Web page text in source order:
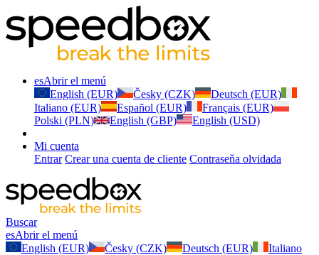
esAbrir el menú
English (EUR)
Česky (CZK)
Deutsch (EUR)
Italiano (EUR)
Español (EUR)
Français (EUR)
Polski (PLN)
English (GBP) English (USD)
Mi cuenta
Entrar Crear una cuenta de cliente Contraseňa olvidada
Buscar
esAbrir el menú
English (EUR)
Česky (CZK) Deutsch (EUR)
Italiano